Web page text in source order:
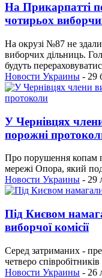
На Прикарпатті
чотирьох
На окрузі №87 не
виборчих дільниць.
будуть
Новости Украины - 29
У Чернівцях
порожні
Про порушення копам
мережі Опора, який
Новости Украины - 29
Під Києвом
виборчої комісії
Серед затриманих -
четверо
Новости Украины - 26